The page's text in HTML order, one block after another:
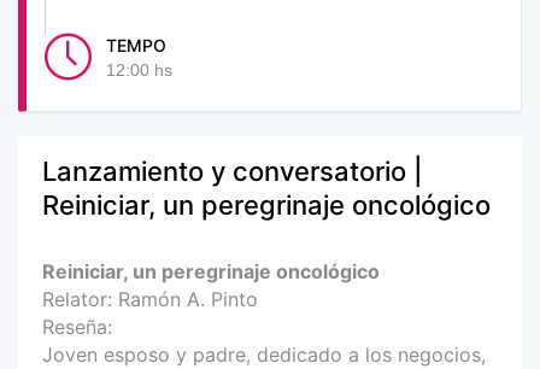
TEMPO
12:00 hs
Lanzamiento y conversatorio |
Reiniciar, un peregrinaje oncológico
Reiniciar, un peregrinaje oncológico
Relator: Ramón A. Pinto
Reseña:
Joven esposo y padre, dedicado a los negocios,